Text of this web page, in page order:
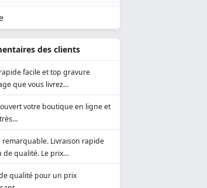
des clients
facile et top gravure
que vous livrez…
votre boutique en ligne et
remarquable. Livraison rapide
de qualité. Le prix…
qualité pour un prix